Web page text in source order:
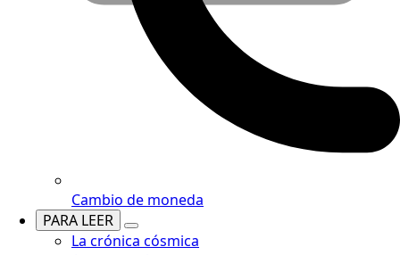
Cambio de moneda
PARA LEER
La crónica cósmica